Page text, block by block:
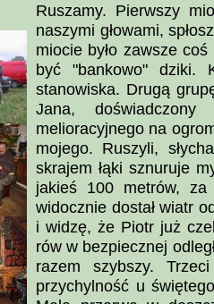
Ruszamy. Pierwszy
naszymi głowami,
miocie było zawsze
być "bankowo" dziki.
stanowiska. Drugą
Jana,
melioracyjnego na
mojego. Ruszyli,
skrajem łąki sznuruje
jakieś 100 metrów,
widocznie dostał wiatr
i widzę, że Piotr już
rów w bezpiecznej
razem szybszy.
przychylność u